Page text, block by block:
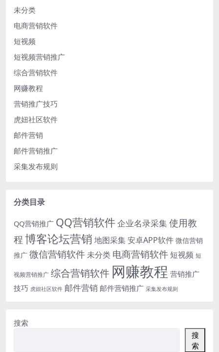
未分类
电商营销软件
短视频
短视频营销推广
综合营销软件
网赚教程
营销推广技巧
虎妞社区软件
邮件营销
邮件营销推广
采集发布规则
分类目录
QQ营销推广 QQ营销软件企业名录采集使用教
程博客论坛营销 地图采集安卓APP软件 微信营销
推广 微信营销软件未分类 电商营销软件短视频 短
视频营销推广 综合营销软件 网赚教程 营销推广
技巧 虎妞社区软件 邮件营销 邮件营销推广 采集发布规则
搜索
搜
索